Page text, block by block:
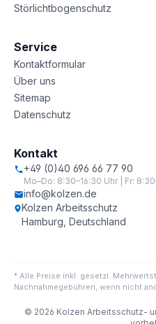
Störlichtbogenschutz
Service
Kontaktformular
Über uns
Sitemap
Datenschutz
Kontakt
+49 (0)40 696 66 77 90
Mo–Do: 8:30–16:30 Uhr | Fr:
info@kolzen.de
Kolzen Arbeitsschutz
Hamburg, Deutschland
* Alle Preise inkl. gesetzl.
Nachnahmegebühren, wenn nicht
© 2026 Kolzen Arbeitsschutz-